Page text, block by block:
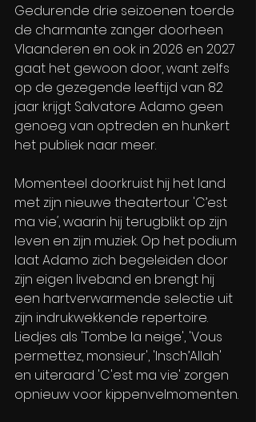
Gedurende drie seizoenen toerde
de charmante zanger doorheen
Vlaanderen en ook in 2026 en 2027
gaat het gewoon door, want zelfs
op de gezegende leeftijd van 82
jaar krijgt Salvatore Adamo geen
genoeg van optreden en hunkert
het publiek naar meer.
Momenteel doorkruist hij het land
met zijn nieuwe theatertour 'C’est
ma vie', waarin hij terugblikt op zijn
leven en zijn muziek. Op het podium
laat Adamo zich begeleiden door
zijn eigen liveband en brengt hij
een hartverwarmende selectie uit
zijn indrukwekkende repertoire.
Liedjes als 'Tombe la neige', 'Vous
permettez, monsieur', 'Insch’Allah'
en uiteraard 'C'est ma vie' zorgen
opnieuw voor kippenvelmomenten.